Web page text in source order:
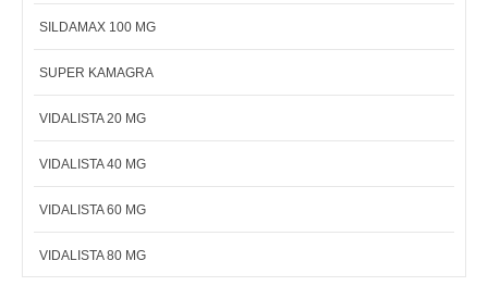
SILDAMAX 100 MG
SUPER KAMAGRA
VIDALISTA 20 MG
VIDALISTA 40 MG
VIDALISTA 60 MG
VIDALISTA 80 MG